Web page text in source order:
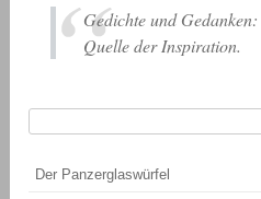
Gedichte und
Quelle der Inspiration.
Der Panzerglaswürfel